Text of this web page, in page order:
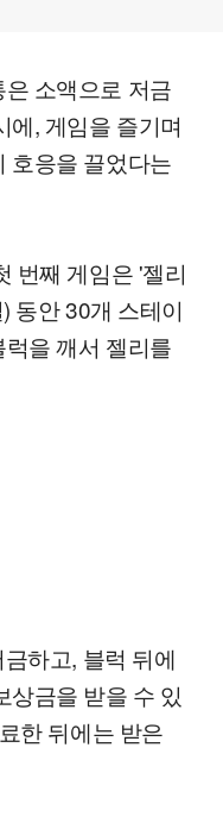
소액으로 저금
에, 게임을 즐기며
호응을 끌었다는
번째 게임은 '젤리
동안 30개 스테이
을 깨서 젤리를
하고, 블럭 뒤에
상금을 받을 수 있
한 뒤에는 받은